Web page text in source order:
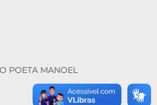
POETA MANOEL